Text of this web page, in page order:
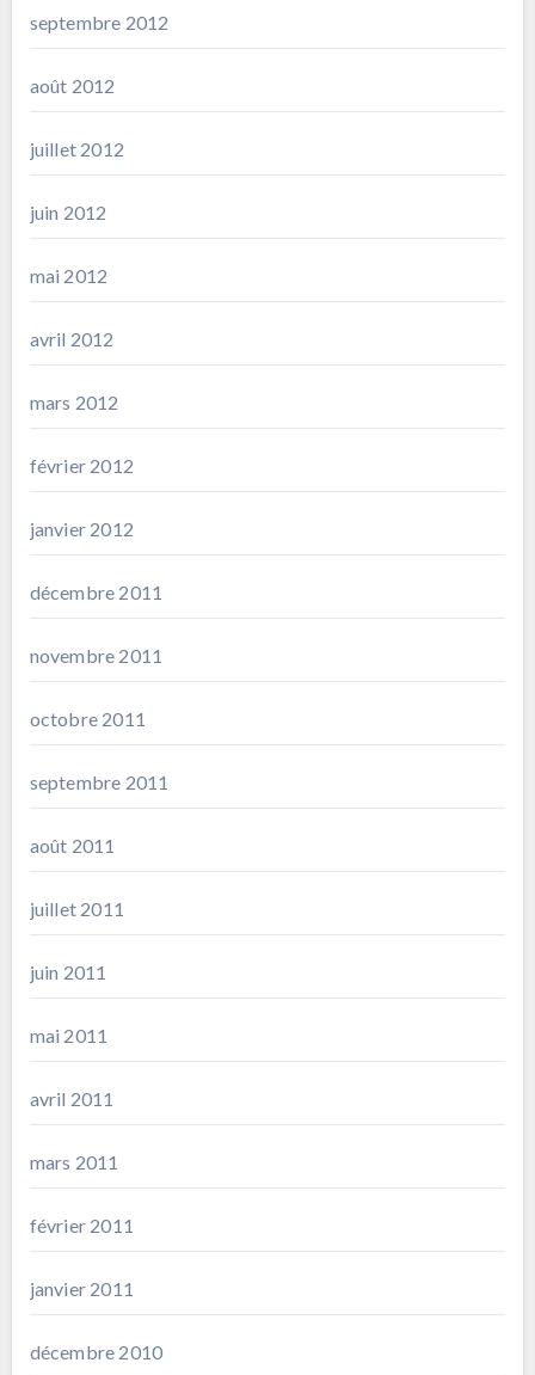
septembre 2012
août 2012
juillet 2012
juin 2012
mai 2012
avril 2012
mars 2012
février 2012
janvier 2012
décembre 2011
novembre 2011
octobre 2011
septembre 2011
août 2011
juillet 2011
juin 2011
mai 2011
avril 2011
mars 2011
février 2011
janvier 2011
décembre 2010